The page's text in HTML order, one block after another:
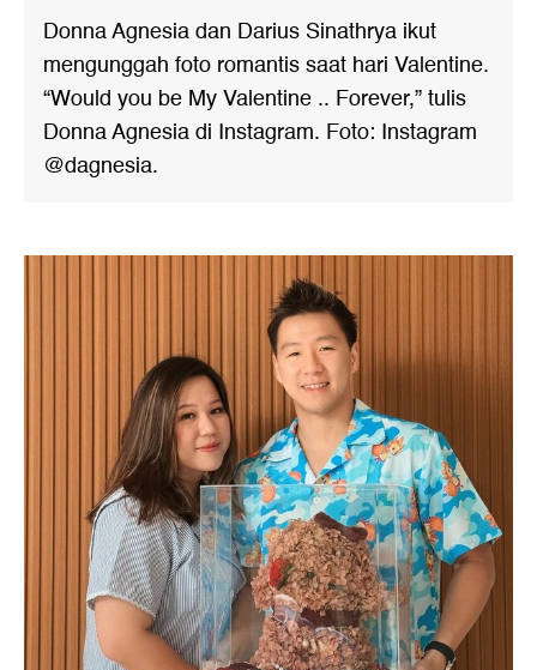
Donna Agnesia dan Darius Sinathrya ikut
mengunggah foto romantis saat hari Valentine.
“Would you be My Valentine .. Forever,” tulis
Donna Agnesia di Instagram. Foto: Instagram
@dagnesia.